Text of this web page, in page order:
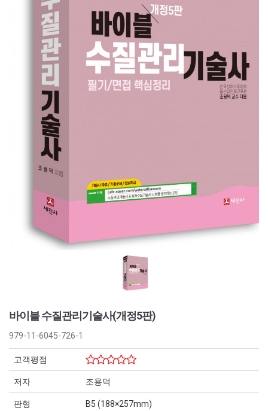
바이블 수질관리기술사(개정5판)
979-11-6045-726-1
고객평점
저자 조용덕
판형 B5 (188×257mm)